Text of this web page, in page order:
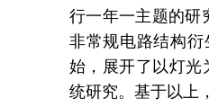
行一年一主题的研
非常规电路结构衍
始，展开了以灯光
统研究。基于以上